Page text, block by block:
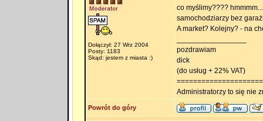
Dołączył: 27 Wrz 2004
Posty: 1183
Skąd: jestem z miasta :)
co myślimy????
samochodziarzy bez
A market? Kolejny? - na
pozdrawiam
dick
(do usług + 22% VAT)
Administratorzy to się nie
Powrót do góry